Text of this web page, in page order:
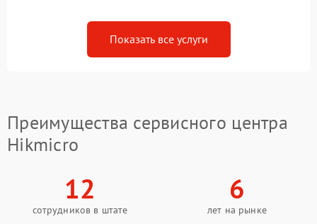
Показать все услуги
Преимущества сервисного центра
Hikmicro
12
сотрудников в штате
6
лет на рынке